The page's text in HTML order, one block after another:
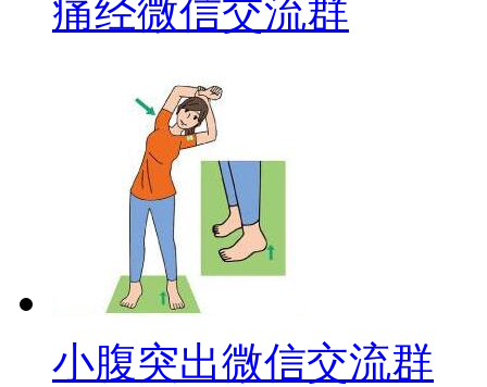
痛经微信交流群
小腹突出微信交流群